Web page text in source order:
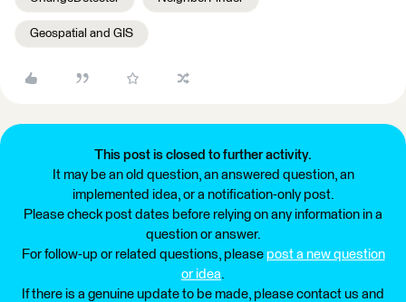
Geospatial and GIS
This post is closed to further activity.
It may be an old question, an answered question, an
implemented idea, or a notification-only post.
Please check post dates before relying on any information in a
question or answer.
For follow-up or related questions, please post a new question
or idea.
If there is a genuine update to be made, please contact us and